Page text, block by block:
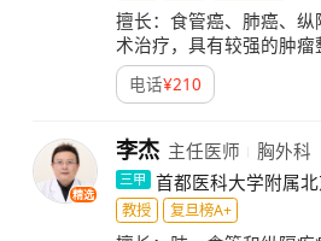
擅长： 食管癌、肺癌、
术治疗，具有较强的肿瘤
电话¥210
精选
李杰 主任医师 胸外科
三甲 首都医科大学附属
教授
复旦榜A+